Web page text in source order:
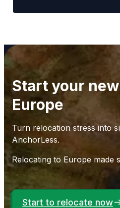
Start your
Europe
Turn relocation stress into
AnchorLess.
Relocating to Europe made
Start to relocate now